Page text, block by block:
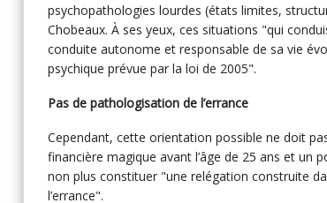
psychopathologies lourdes (états limites,
Chobeaux. À ses yeux, ces situations "qui
conduite autonome et responsable de sa vie
psychique prévue par la loi de 2005".
Pas de pathologisation de l’errance
Cependant, cette orientation possible ne doit
financière magique avant l’âge de 25 ans et un
non plus constituer "une relégation construite
l’errance".